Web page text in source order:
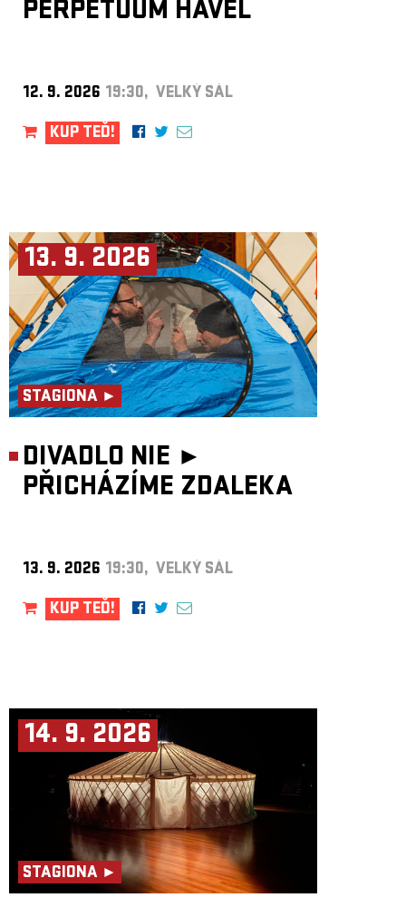
PERPETUUM HAVEL
12. 9. 2026 19:30, VELKÝ SÁL
KUP TEĎ!
13. 9. 2026
STAGIONA ►
DIVADLO NIE ►
PŘICHÁZÍME ZDALEKA
13. 9. 2026 19:30, VELKÝ SÁL
KUP TEĎ!
14. 9. 2026
STAGIONA ►